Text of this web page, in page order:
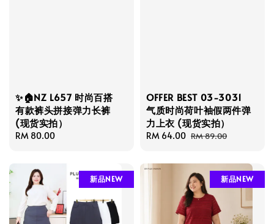
✨🏠NZ L657 时尚百搭
有款裤头拼接弹力长裤
(现货实拍）
Regular
RM 80.00
OFFER BEST 03-3031
气质时尚荷叶袖假两件弹
力上衣 (现货实拍）
Sale
RM 64.00 Regular
RM 89.00
新品NEW 新品NEW